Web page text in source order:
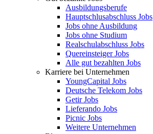
Ausbildungsberufe
Hauptschlusabschluss Jobs
Jobs ohne Ausbildung
Jobs ohne Studium
Realschulabschluss Jobs
Quereinsteiger Jobs
Alle gut bezahlten Jobs
Karriere bei Unternehmen
YoungCapital Jobs
Deutsche Telekom Jobs
Getir Jobs
Lieferando Jobs
Picnic Jobs
Weitere Unternehmen